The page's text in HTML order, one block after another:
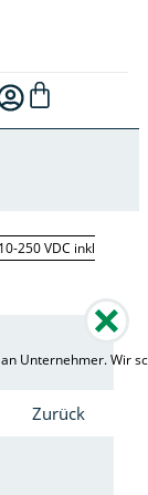
250 VDC inkl
Unternehmer. Wir
Zurück